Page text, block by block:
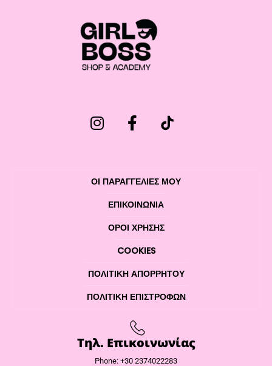
ΟΙ ΠΑΡΑΓΓΕΛΙΕΣ ΜΟΥ
ΕΠΙΚΟΙΝΩΝΊΑ
ΌΡΟΙ ΧΡΉΣΗΣ
COOKIES
ΠΟΛΙΤΙΚΉ ΑΠΟΡΡΉΤΟΥ
ΠΟΛΙΤΙΚΉ ΕΠΙΣΤΡΟΦΏΝ
Τηλ. Επικοινωνίας
Phone: +30 2374022283